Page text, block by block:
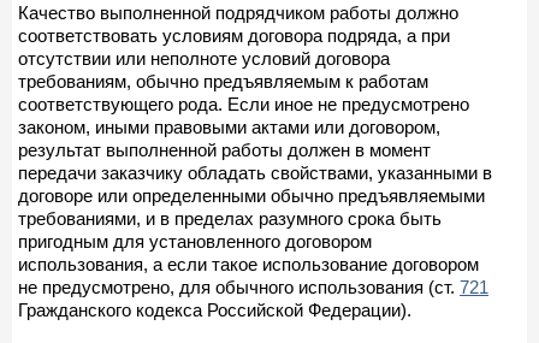
Качество выполненной подрядчиком работы должно
соответствовать условиям договора подряда, а при
отсутствии или неполноте условий договора
требованиям, обычно предъявляемым к работам
соответствующего рода. Если иное не предусмотрено
законом, иными правовыми актами или договором,
результат выполненной работы должен в момент
передачи заказчику обладать свойствами, указанными в
договоре или определенными обычно предъявляемыми
требованиями, и в пределах разумного срока быть
пригодным для установленного договором
использования, а если такое использование договором
не предусмотрено, для обычного использования (ст. 721
Гражданского кодекса Российской Федерации).